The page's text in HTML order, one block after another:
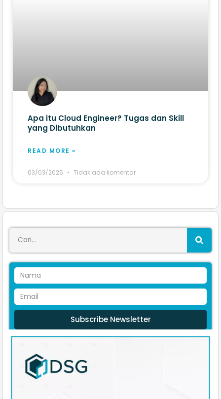
Apa itu Cloud Engineer? Tugas dan Skill
yang Dibutuhkan
READ MORE »
03/03/2025 Tidak ada komentar
Subscribe Newsletter